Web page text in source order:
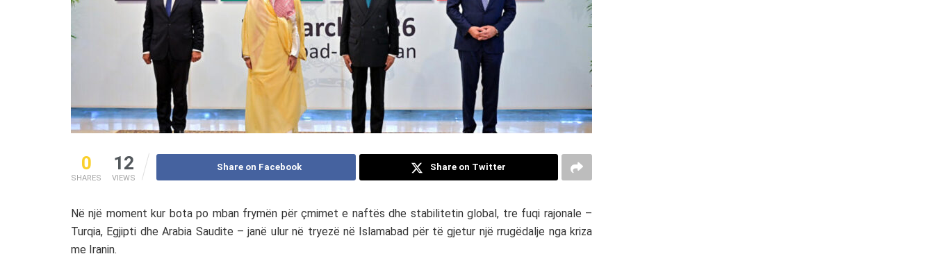
0
SHARES
12
VIEWS
Share on Facebook Share on Twitter
Në një moment kur bota po mban frymën për çmimet e naftës dhe stabilitetin global, tre fuqi rajonale –
Turqia, Egjipti dheArabia Saudite – janë ulur në tryezë në Islamabad për të gjetur një rrugëdalje nga kriza
me Iranin.